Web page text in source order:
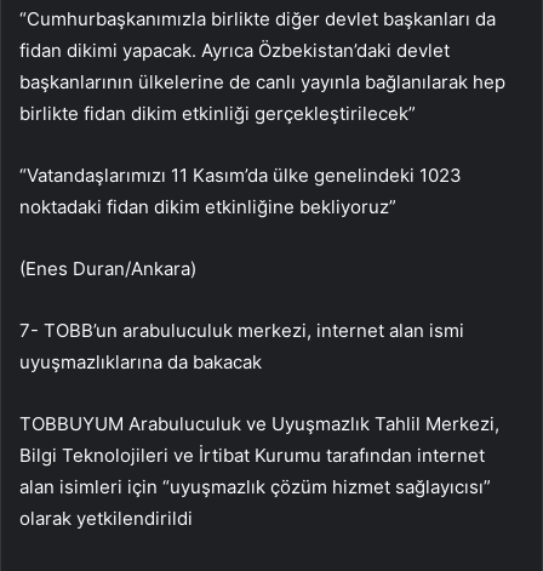
“Cumhurbaşkanımızla birlikte diğer devlet başkanları da
fidan dikimi yapacak. Ayrıca Özbekistan’daki devlet
başkanlarının ülkelerine de canlı yayınla bağlanılarak hep
birlikte fidan dikim etkinliği gerçekleştirilecek”
“Vatandaşlarımızı 11 Kasım’da ülke genelindeki 1023
noktadaki fidan dikim etkinliğine bekliyoruz”
(Enes Duran/Ankara)
7- TOBB’un arabuluculuk merkezi, internet alan ismi
uyuşmazlıklarına da bakacak
TOBBUYUM Arabuluculuk ve Uyuşmazlık Tahlil Merkezi,
Bilgi Teknolojileri ve İrtibat Kurumu tarafından internet
alan isimleri için “uyuşmazlık çözüm hizmet sağlayıcısı”
olarak yetkilendirildi